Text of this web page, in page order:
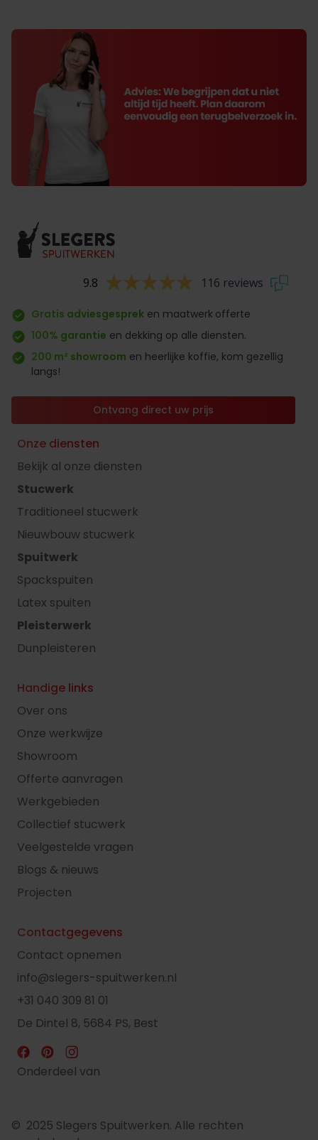
9.8 116 reviews
Gratis adviesgesprek en maatwerk offerte
100% garantie en dekking op alle diensten.
200 m² showroom en heerlijke koffie, kom gezellig
langs!
Ontvang direct uw prijs
Onze diensten
Bekijk al onze diensten
Stucwerk
Traditioneel stucwerk
Nieuwbouw stucwerk
Spuitwerk
Spackspuiten
Latex spuiten
Pleisterwerk
Dunpleisteren
Handige links
Over ons
Onze werkwijze
Showroom
Offerte aanvragen
Werkgebieden
Collectief stucwerk
Veelgestelde vragen
Blogs & nieuws
Projecten
Contactgegevens
Contact opnemen
info@slegers-spuitwerken.nl
+31 040 309 81 01
De Dintel 8, 5684 PS, Best
Onderdeel van
© 2025 Slegers Spuitwerken. Alle rechten